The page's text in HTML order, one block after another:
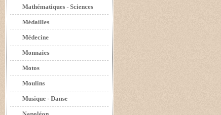
Mathématiques - Sciences
Médailles
Médecine
Monnaies
Motos
Moulins
Musique - Danse